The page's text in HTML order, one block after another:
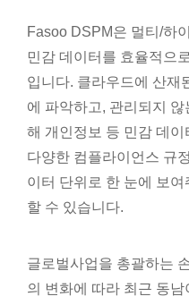
Fasoo DSPM은 멀티/하
민감 데이터를 효율적으
입니다. 클라우드에 산재
에 파악하고, 관리되지
해 개인정보 등 민감 데
다양한 컴플라이언스 규
이터 단위로 한 눈에 보
할 수 있습니다.
글로벌사업을 총괄하는
의 변화에 따라 최근 동